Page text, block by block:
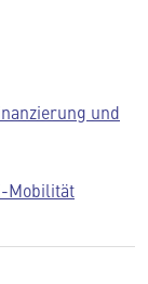
und
Mobilität